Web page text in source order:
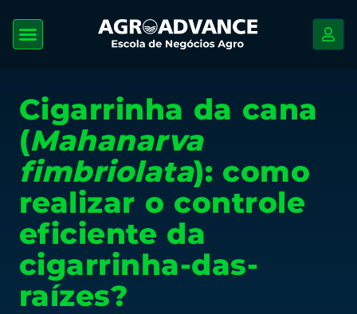
Cigarrinha da cana
(Mahanarva
fimbriolata): como
realizar o controle
eficiente da
cigarrinha-das-
raízes?